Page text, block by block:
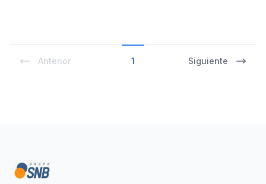
Anterior 1 Siguiente